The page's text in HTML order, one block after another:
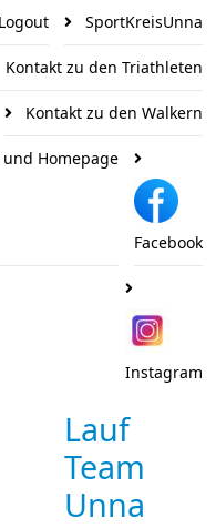
SportKreisUnna
Kontakt zu den Triathleten
Kontakt zu den Walkern
Homepage
Facebook
Instagram
Lauf
Team
Unna